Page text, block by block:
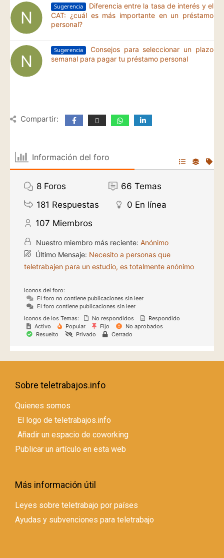
Sugerencia
Diferencia entre la tasa de interés y el
CAT: ¿cuál es más importante en un préstamo
personal?
Sugerencia
Consejos para seleccionar un plazo
semanal para pagar tu préstamo personal
Compartir:
Información del foro
8 Foros 66 Temas
181 Respuestas 0 En línea
107 Miembros
Nuestro miembro más reciente: Anónimo
Último Mensaje: Necesito a personas que
teletrabajen para un estudio, es totalmente anónimo
Iconos del foro:
El foro no contiene publicaciones sin leer
El foro contiene publicaciones sin leer
Iconos de los Temas:
No respondidos
Respondido
Activo
Popular Fijo
No aprobados
Resuelto
Privado Cerrado
Sobre teletrabajos.info
Quienes somos
El logo de teletrabajos.info
Añadir un espacio de coworking
Publicar un artículo en esta web
Más información útil
Leyes sobre teletrabajo por países
Ayudas y subvenciones para teletrabajo